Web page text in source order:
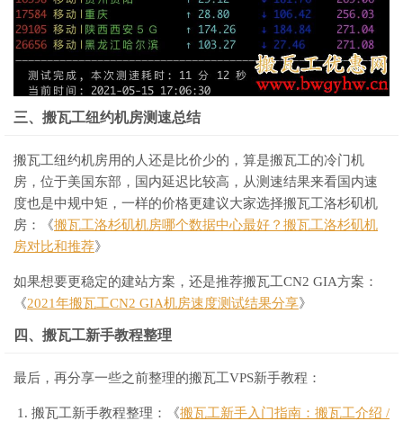
三、搬瓦工纽约机房测速总结
搬瓦工纽约机房用的人还是比价少的，算是搬瓦工的冷门机
房，位于美国东部，国内延迟比较高，从测速结果来看国内速
度也是中规中矩，一样的价格更建议大家选择搬瓦工洛杉矶机
房：《搬瓦工洛杉矶机房哪个数据中心最好？搬瓦工洛杉矶机
房对比和推荐》
如果想要更稳定的建站方案，还是推荐搬瓦工CN2 GIA方案：
《2021年搬瓦工CN2 GIA机房速度测试结果分享》
四、搬瓦工新手教程整理
最后，再分享一些之前整理的搬瓦工VPS新手教程：
搬瓦工新手教程整理：《搬瓦工新手入门指南：搬瓦工介绍 /